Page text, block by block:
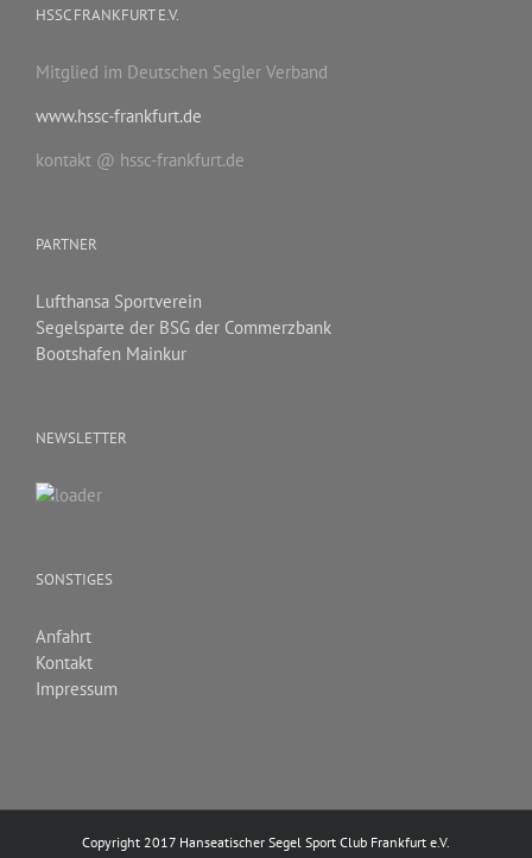
HSSC FRANKFURT E.V.
Mitglied im Deutschen Segler Verband
www.hssc-frankfurt.de
kontakt @ hssc-frankfurt.de
PARTNER
Lufthansa Sportverein
Segelsparte der BSG der Commerzbank
Bootshafen Mainkur
NEWSLETTER
SONSTIGES
Anfahrt
Kontakt
Impressum
Copyright 2017 Hanseatischer Segel Sport Club Frankfurt e.V.